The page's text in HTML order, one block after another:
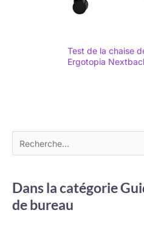
Test de la chaise
Ergotopia
Dans la catégorie
de bureau